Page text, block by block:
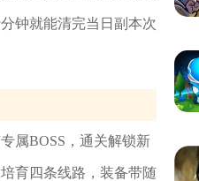
钟就能清完当日副本次
属BOSS，通关解锁新
育四条线路，装备带随